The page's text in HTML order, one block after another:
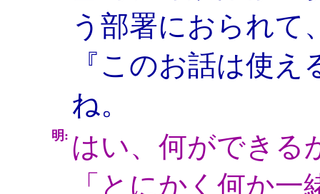
う部署におられて
『このお話は使
ね。
明: はい、何ができる
「とにかく何か